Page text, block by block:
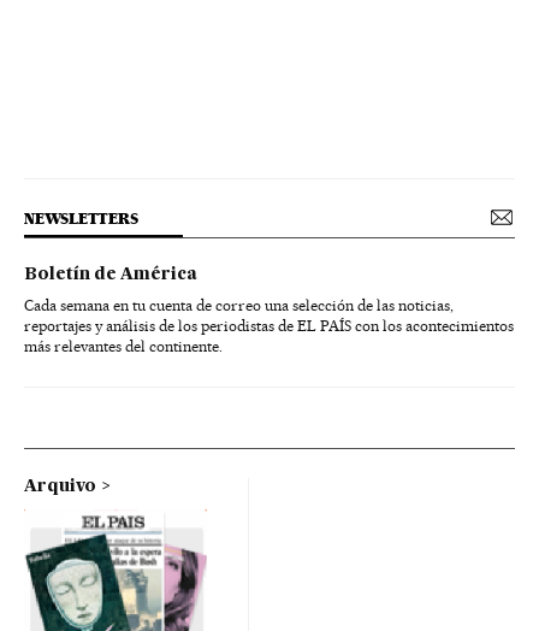
NEWSLETTERS
Boletín de América
Cada semana en tu cuenta de correo una selección de las noticias,
reportajes y análisis de los periodistas de EL PAÍS con los acontecimientos
más relevantes del continente.
Arquivo